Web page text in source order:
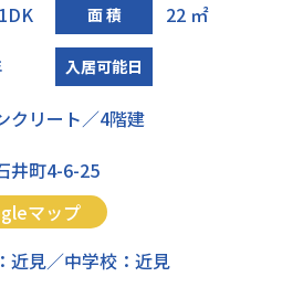
面 積 22 ㎡
入居可能日
クリート／4階建
井町4-6-25
マップ
近見／中学校：近見